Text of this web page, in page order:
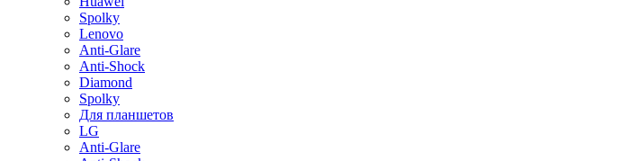
Spolky
Lenovo
Anti-Glare
Anti-Shock
Diamond
Spolky
Для планшетов
LG
Anti-Glare